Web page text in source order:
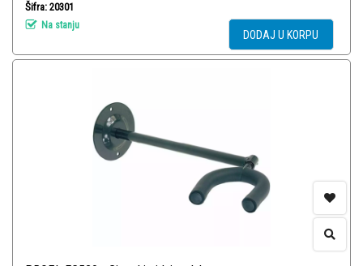
Šifra: 20301
Na stanju
DODAJ U KORPU